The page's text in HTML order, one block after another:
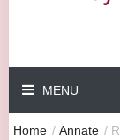
MENU
Home / Annate /